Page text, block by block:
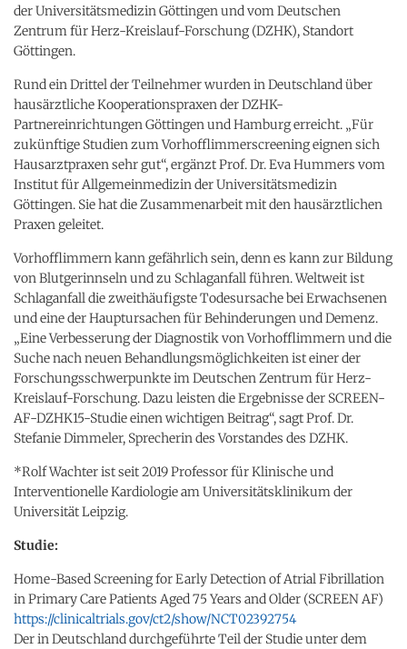
der Universitätsmedizin Göttingen und vom Deutschen
Zentrum für Herz-Kreislauf-Forschung (DZHK), Standort
Göttingen.
Rund ein Drittel der Teilnehmer wurden in Deutschland über
hausärztliche Kooperationspraxen der DZHK-
Partnereinrichtungen Göttingen und Hamburg erreicht. „Für
zukünftige Studien zum Vorhofflimmerscreening eignen sich
Hausarztpraxen sehr gut“, ergänzt Prof. Dr. Eva Hummers vom
Institut für Allgemeinmedizin der Universitätsmedizin
Göttingen. Sie hat die Zusammenarbeit mit den hausärztlichen
Praxen geleitet.
Vorhofflimmern kann gefährlich sein, denn es kann zur Bildung
von Blutgerinnseln und zu Schlaganfall führen. Weltweit ist
Schlaganfall die zweithäufigste Todesursache bei Erwachsenen
und eine der Hauptursachen für Behinderungen und Demenz.
„Eine Verbesserung der Diagnostik von Vorhofflimmern und die
Suche nach neuen Behandlungsmöglichkeiten ist einer der
Forschungsschwerpunkte im Deutschen Zentrum für Herz-
Kreislauf-Forschung. Dazu leisten die Ergebnisse der SCREEN-
AF-DZHK15-Studie einen wichtigen Beitrag“, sagt Prof. Dr.
Stefanie Dimmeler, Sprecherin des Vorstandes des DZHK.
*Rolf Wachter ist seit 2019 Professor für Klinische und
Interventionelle Kardiologie am Universitätsklinikum der
Universität Leipzig.
Studie:
Home-Based Screening for Early Detection of Atrial Fibrillation
in Primary Care Patients Aged 75 Years and Older (SCREEN AF)
https://clinicaltrials.gov/ct2/show/NCT02392754
Der in Deutschland durchgeführte Teil der Studie unter dem